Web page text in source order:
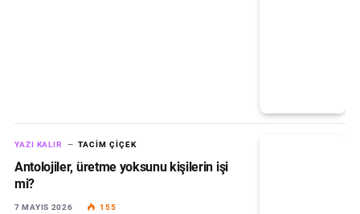
YAZI KALIR TACIM ÇIÇEK
Antolojiler, üretme yoksunu kişilerin işi
mi?
7 MAYIS 2026 155